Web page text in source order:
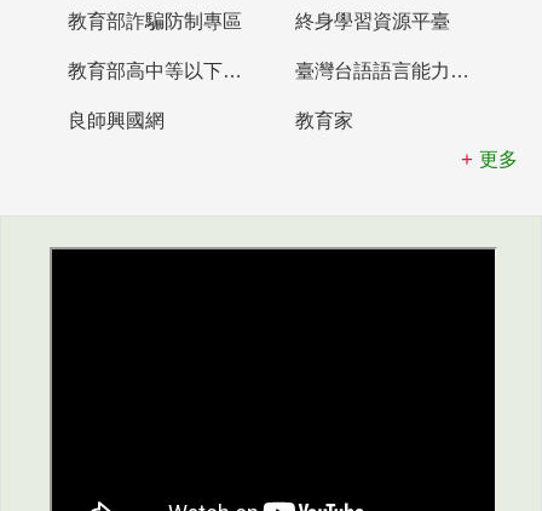
教育部詐騙防制專區 終身學習資源平臺
教育部高中等以下學校及幼兒園教師資格檢定考試 臺灣台語語言能力認證網站
良師興國網
教育家
更多